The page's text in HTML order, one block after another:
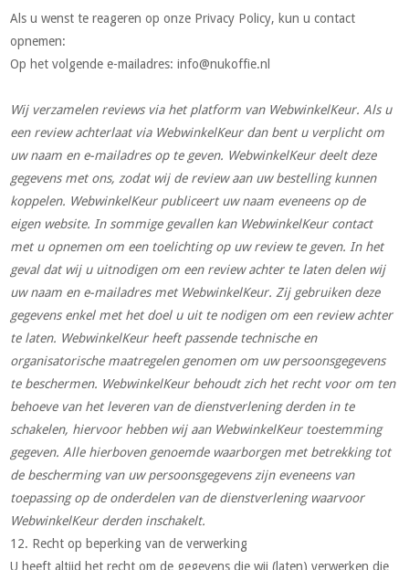
Als u wenst te reageren op onze Privacy Policy, kun u contact
opnemen:
Op het volgende e-mailadres:info@nukoffie.nl
Wij verzamelen reviews via het platform van WebwinkelKeur. Als u
een review achterlaat via WebwinkelKeur dan bent u verplicht om
uw naam en e-mailadres op te geven. WebwinkelKeur deelt deze
gegevens met ons, zodat wij de review aan uw bestelling kunnen
koppelen. WebwinkelKeur publiceert uw naam eveneens op de
eigen website. In sommige gevallen kan WebwinkelKeur contact
met u opnemen om een toelichting op uw review te geven. In het
geval dat wij u uitnodigen om een review achter te laten delen wij
uw naam en e-mailadres met WebwinkelKeur. Zij gebruiken deze
gegevens enkel met het doel u uit te nodigen om een review achter
te laten. WebwinkelKeur heeft passende technische en
organisatorische maatregelen genomen om uw persoonsgegevens
te beschermen. WebwinkelKeur behoudt zich het recht voor om ten
behoeve van het leveren van de dienstverlening derden in te
schakelen, hiervoor hebben wij aan WebwinkelKeur toestemming
gegeven. Alle hierboven genoemde waarborgen met betrekking tot
de bescherming van uw persoonsgegevens zijn eveneens van
toepassing op de onderdelen van de dienstverlening waarvoor
WebwinkelKeur derden inschakelt.
12. Recht op beperking van de verwerking
U heeft altijd het recht om de gegevens die wij (laten) verwerken die